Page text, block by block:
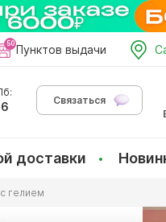
Пунктов выдачи
Связаться
доставки
гелием